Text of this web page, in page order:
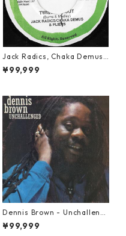
Jack Radics, Chaka Demus
& Pliers - Twist And Shout
【7-21830】
¥99,999
Dennis Brown - Unchalleng
ed【LP-70046】
¥99,999